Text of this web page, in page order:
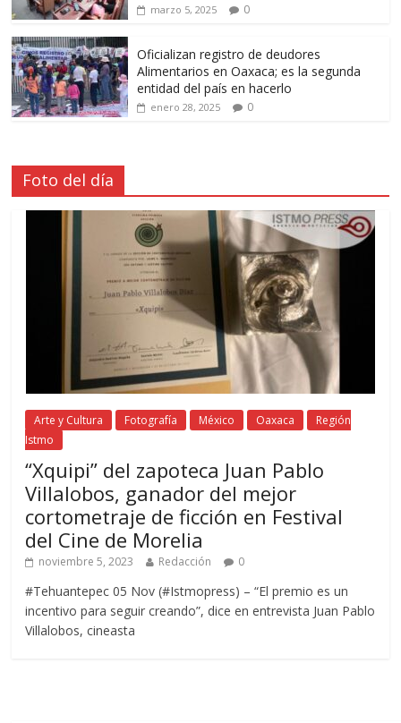
marzo 5, 2025 0
Oficializan registro de deudores
Alimentarios en Oaxaca; es la segunda
entidad del país en hacerlo
enero 28, 2025 0
Foto del día
Arte y Cultura Fotografía México Oaxaca
Región
Istmo
“Xquipi” del zapoteca Juan Pablo
Villalobos, ganador del mejor
cortometraje de ficción en Festival
del Cine de Morelia
noviembre 5, 2023 Redacción 0
#Tehuantepec 05 Nov (#Istmopress) – “El premio es un
incentivo para seguir creando”, dice en entrevista Juan Pablo
Villalobos, cineasta